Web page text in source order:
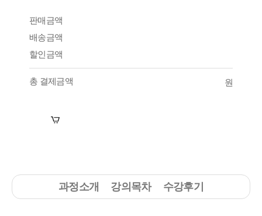
판매금액
배송금액
할인금액
총 결제금액 원
과정소개 강의목차 수강후기